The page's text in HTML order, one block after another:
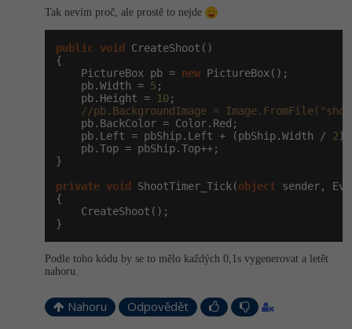
Windows
Linux
Sítě
Kybernetická bezpečnost
Elektronický podpis
Fórum
Fórum
Tak nevím proč, ale prostě to nejde
public void
CreateShoot()
{
    PictureBox pb =
new PictureBox();
    pb.Width =
5 ;
    pb.Height =
10;
//pb.BackgroundImage =
    pb.BackColor = Color.Red;
    pb.Left = pbShip.Left + (pbShip.Width /
2);
    pb.Top = pbShip.Top++;
}
private void ShootTimer_Tick(object sender,
{
    CreateShoot();
}
Podle toho kódu by se to mělo každých 0,1s vygenerovat a letět
nahoru.
Nahoru Odpovědět